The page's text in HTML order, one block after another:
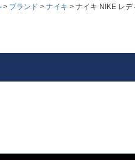
ブランド ナイキ ナイキ NIKE レデ